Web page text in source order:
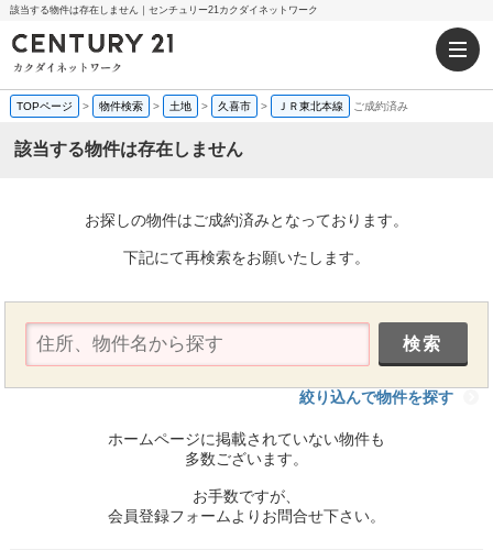
該当する物件は存在しません｜センチュリー21カクダイネットワーク
TOPページ > 物件検索 > 土地 > 久喜市 > ＪＲ東北本線 ご成約済み
該当する物件は存在しません
お探しの物件はご成約済みとなっております。
下記にて再検索をお願いたします。
絞り込んで物件を探す
ホームページに掲載されていない物件も
多数ございます。
お手数ですが、
会員登録フォームよりお問合せ下さい。